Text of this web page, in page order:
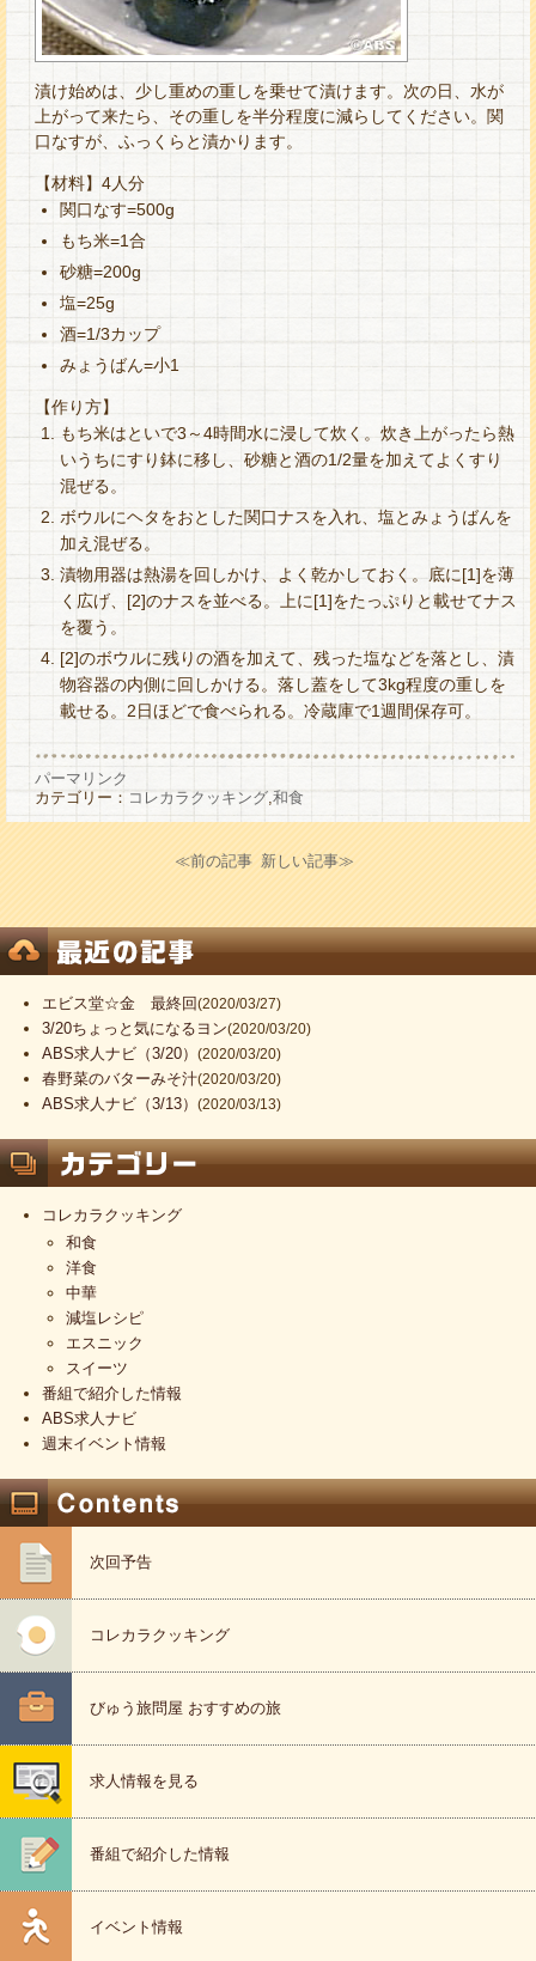
漬け始めは、少し重めの重しを乗せて漬けます。次の日、水が
上がって来たら、その重しを半分程度に減らしてください。関
口なすが、ふっくらと漬かります。
【材料】4人分
関口なす=500g
もち米=1合
砂糖=200g
塩=25g
酒=1/3カップ
みょうばん=小1
【作り方】
もち米はといで3～4時間水に浸して炊く。炊き上がったら熱
いうちにすり鉢に移し、砂糖と酒の1/2量を加えてよくすり
混ぜる。
ボウルにヘタをおとした関口ナスを入れ、塩とみょうばんを
加え混ぜる。
漬物用器は熱湯を回しかけ、よく乾かしておく。底に[1]を薄
く広げ、[2]のナスを並べる。上に[1]をたっぷりと載せてナス
を覆う。
[2]のボウルに残りの酒を加えて、残った塩などを落とし、漬
物容器の内側に回しかける。落し蓋をして3kg程度の重しを
載せる。2日ほどで食べられる。冷蔵庫で1週間保存可。
パーマリンク
カテゴリー： コレカラクッキング,和食
≪前の記事 新しい記事≫
エビス堂☆金 最終回(2020/03/27)
3/20ちょっと気になるヨン(2020/03/20)
ABS求人ナビ（3/20）(2020/03/20)
春野菜のバターみそ汁(2020/03/20)
ABS求人ナビ（3/13）(2020/03/13)
コレカラクッキング
和食
洋食
中華
減塩レシピ
エスニック
スイーツ
番組で紹介した情報
ABS求人ナビ
週末イベント情報
次回予告
コレカラクッキング
びゅう旅問屋 おすすめの旅
求人情報を見る
番組で紹介した情報
イベント情報